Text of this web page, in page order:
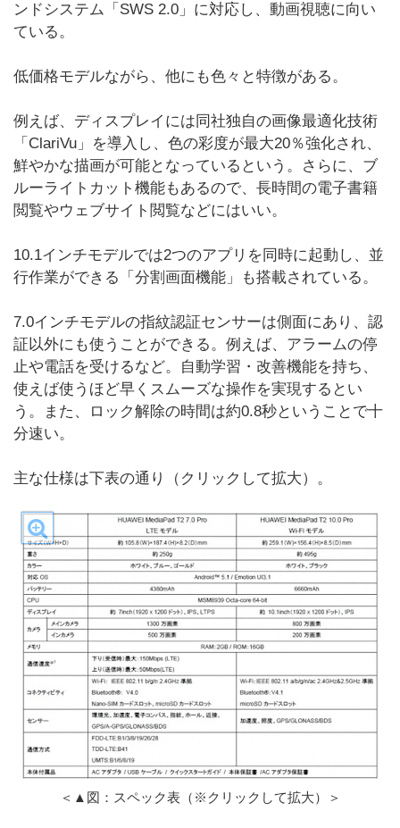
ンドシステム「SWS 2.0」に対応し、動画視聴に向い
ている。
低価格モデルながら、他にも色々と特徴がある。
例えば、ディスプレイには同社独自の画像最適化技術
「ClariVu」を導入し、色の彩度が最大20％強化され、
鮮やかな描画が可能となっているという。さらに、ブ
ルーライトカット機能もあるので、長時間の電子書籍
閲覧やウェブサイト閲覧などにはいい。
10.1インチモデルでは2つのアプリを同時に起動し、並
行作業ができる「分割画面機能」も搭載されている。
7.0インチモデルの指紋認証センサーは側面にあり、認
証以外にも使うことができる。例えば、アラームの停
止や電話を受けるなど。自動学習・改善機能を持ち、
使えば使うほど早くスムーズな操作を実現するとい
う。また、ロック解除の時間は約0.8秒ということで十
分速い。
主な仕様は下表の通り（クリックして拡大）。
＜▲図：スペック表（※クリックして拡大）＞